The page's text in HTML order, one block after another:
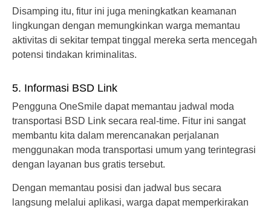
Disamping itu, fitur ini juga meningkatkan keamanan
lingkungan dengan memungkinkan warga memantau
aktivitas di sekitar tempat tinggal mereka serta mencegah
potensi tindakan kriminalitas.
5. Informasi BSD Link
Pengguna OneSmile dapat memantau jadwal moda
transportasi BSD Link secara real-time. Fitur ini sangat
membantu kita dalam merencanakan perjalanan
menggunakan moda transportasi umum yang terintegrasi
dengan layanan bus gratis tersebut.
Dengan memantau posisi dan jadwal bus secara
langsung melalui aplikasi, warga dapat memperkirakan